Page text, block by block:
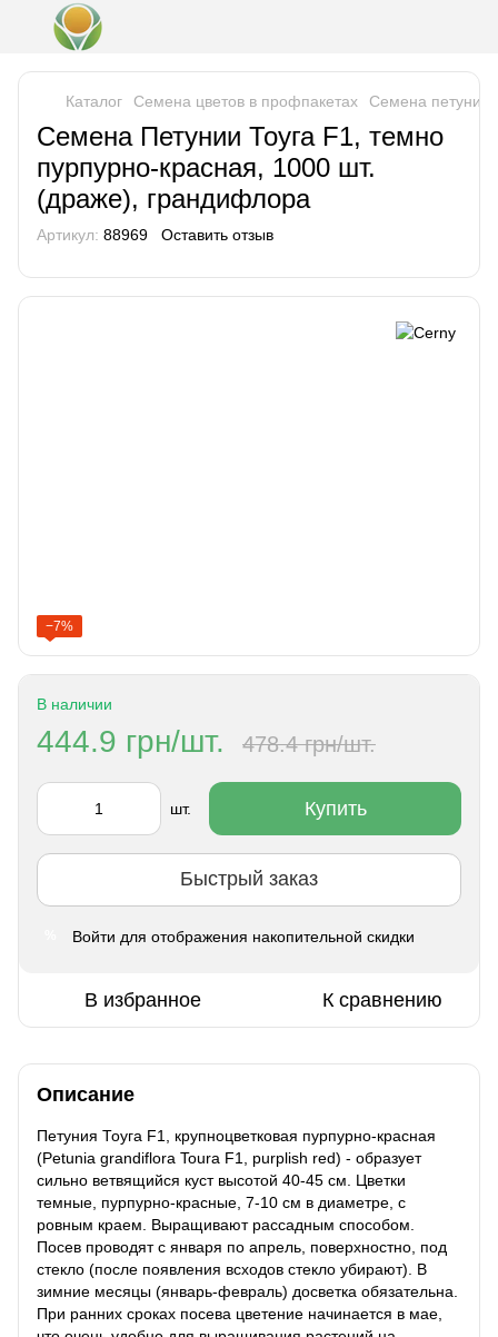
Каталог Семена цветов в профпакетах Семена
Семена Петунии Тоуга F1, темно
пурпурно-красная, 1000 шт.
(драже), грандифлора
Артикул: 88969 Оставить отзыв
−7%
В наличии
444.9 грн/шт. 478.4 грн/шт.
шт. Купить
Быстрый заказ
Войти для отображения накопительной скидки
В избранное К сравнению
Описание
Петуния Тоуга F1, крупноцветковая пурпурно-красная
(Petunia grandiflora Toura F1, purplish red) - образует
сильно ветвящийся куст высотой 40-45 см. Цветки
темные, пурпурно-красные, 7-10 см в диаметре, с
ровным краем. Выращивают рассадным способом.
Посев проводят с января по апрель, поверхностно, под
стекло (после появления всходов стекло убирают). В
зимние месяцы (январь-февраль) досветка обязательна.
При ранних сроках посева цветение начинается в мае,